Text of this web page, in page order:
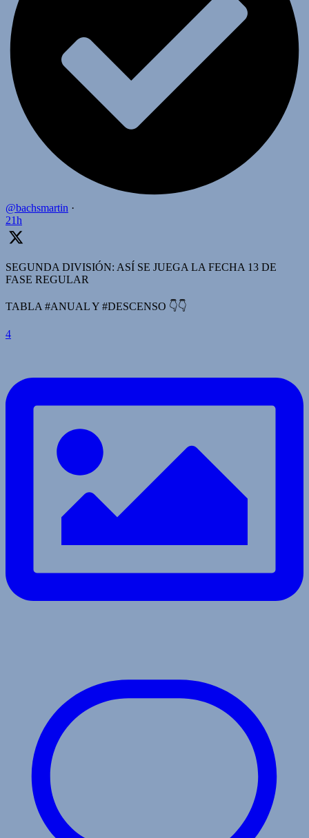
@bachsmartin ·
21h
SEGUNDA DIVISIÓN: ASÍ SE JUEGA LA FECHA 13 DE
FASE REGULAR
TABLA #ANUAL Y #DESCENSO 👇👇
4